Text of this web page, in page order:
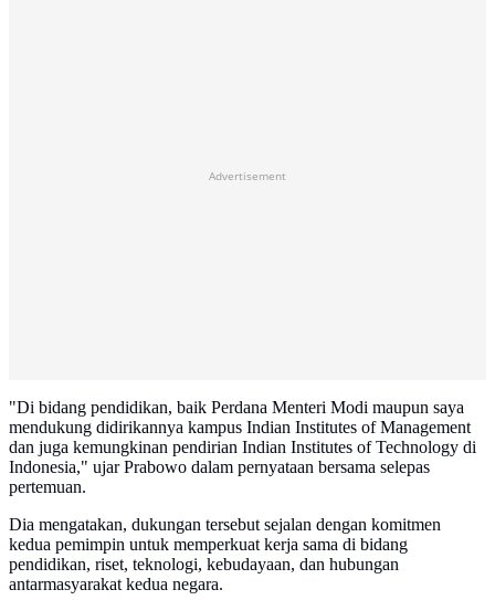
Advertisement
"Di bidang pendidikan, baik Perdana Menteri Modi maupun saya
mendukung didirikannya kampus Indian Institutes of Management
dan juga kemungkinan pendirian Indian Institutes of Technology di
Indonesia," ujar Prabowo dalam pernyataan bersama selepas
pertemuan.
Dia mengatakan, dukungan tersebut sejalan dengan komitmen
kedua pemimpin untuk memperkuat kerja sama di bidang
pendidikan, riset, teknologi, kebudayaan, dan hubungan
antarmasyarakat kedua negara.